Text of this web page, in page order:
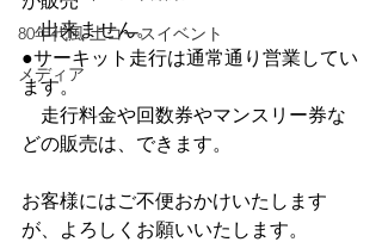
80年代風 土コースイベント
メディア
出来ません。
●サーキット走行は通常通り営業してい
ます。
走行料金や回数券やマンスリー券な
どの販売は、できます。
お客様にはご不便おかけいたします
が、よろしくお願いいたします。